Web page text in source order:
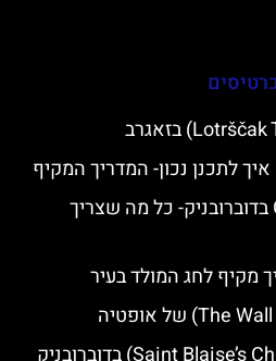
לתכנן נכון- המדריך המקיף
כיכר Gundulic square בדוברובניק- כל מה שצריך
מקיף לחג המולד בעיר